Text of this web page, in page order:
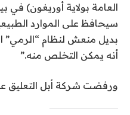
العامة بولاية أوريغون) في
سيحافظ على الموارد
بديل منعش لنظام
أنه يمكن التخلص منه.”
ورفضت شركة أبل التعليق